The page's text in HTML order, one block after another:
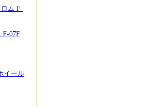
ロム F-
F-07F
イール